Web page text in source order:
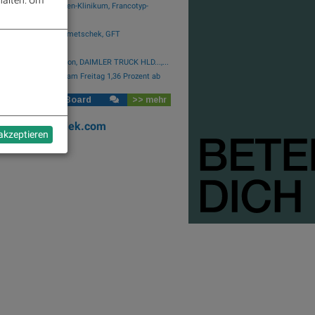
Group, Rhoen-Klinikum, Francotyp-
Wirecard, Manz, Nemetschek, GFT
SAP, Scout24, Infineon, DAIMLER TRUCK HLD...,...
Börse: ATX gibt am Freitag 1,36 Prozent ab
Social Club Board >> mehr
josefchladek.com